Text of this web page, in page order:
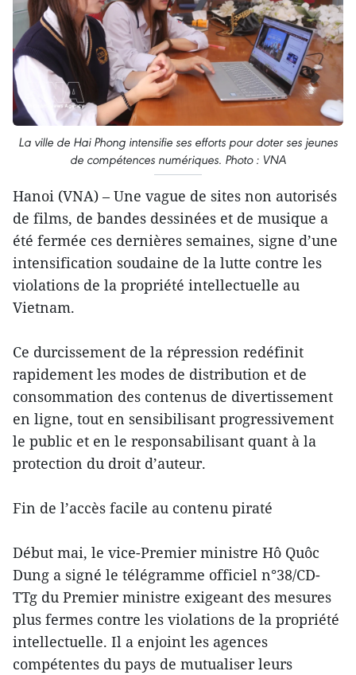
La ville de Hai Phong intensifie ses efforts pour doter ses jeunes
de compétences numériques. Photo : VNA
Hanoi (VNA) – Une vague de sites non autorisés
de films, de bandes dessinées et de musique a
été fermée ces dernières semaines, signe d’une
intensification soudaine de la lutte contre les
violations de la propriété intellectuelle au
Vietnam.
Ce durcissement de la répression redéfinit
rapidement les modes de distribution et de
consommation des contenus de divertissement
en ligne, tout en sensibilisant progressivement
le public et en le responsabilisant quant à la
protection du droit d’auteur.
Fin de l’accès facile au contenu piraté
Début mai, le vice-Premier ministre Hô Quôc
Dung a signé le télégramme officiel n°38/CD-
TTg du Premier ministre exigeant des mesures
plus fermes contre les violations de la propriété
intellectuelle. Il a enjoint les agences
compétentes du pays de mutualiser leurs